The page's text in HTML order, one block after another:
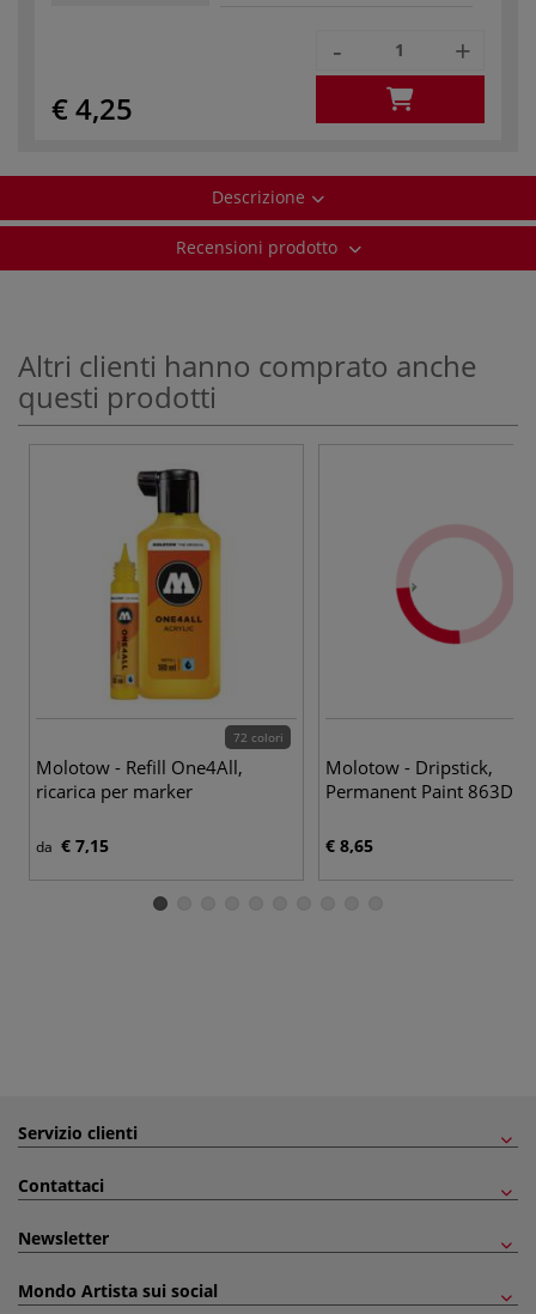
€ 4,25
- +
Descrizione
Recensioni prodotto
Altri clienti hanno comprato anche
questi prodotti
72 colori
Molotow - Refill One4All,
ricarica per marker
da € 7,15
Molotow - Dripstick,
Permanent Paint 863DS
€ 8,65
Servizio clienti
Contattaci
Newsletter
Mondo Artista sui social